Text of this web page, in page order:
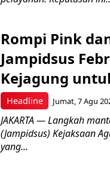
Headline
Rompi Pink
Jampidsus
Kejagung
Jumat, 7 Agu
JAKARTA — Langkah
(Jampidsus) Kejaksaan
yang...